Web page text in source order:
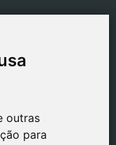
outras
para
outras
para